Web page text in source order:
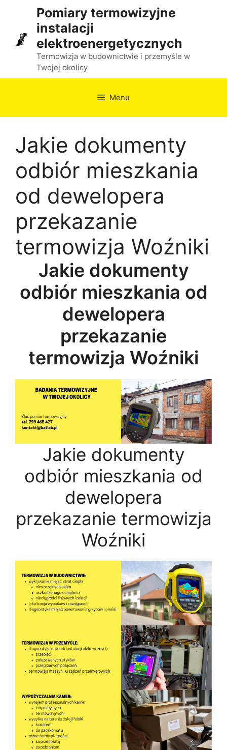
treści
Pomiary termowizyjne
instalacji
elektroenergetycznych
Termowizja w budownictwie i przemyśle w
Twojej okolicy
Menu
Jakie dokumenty
odbiór mieszkania
od dewelopera
przekazanie
termowizja Woźniki
Jakie dokumenty
odbiór mieszkania od
dewelopera
przekazanie
termowizja Woźniki
Jakie dokumenty
odbiór mieszkania od
dewelopera
przekazanie termowizja
Woźniki